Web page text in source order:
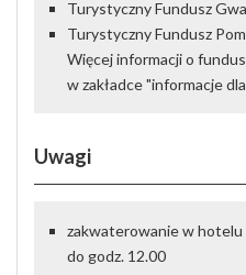
Turystyczny Fundusz
Turystyczny Fundusz
Więcej informacji o
w zakładce "informacje
Uwagi
zakwaterowanie w hotelu
do godz. 12.00